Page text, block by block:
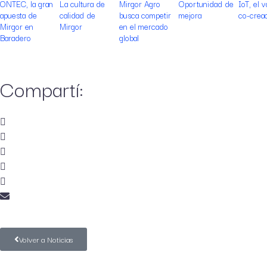
ONTEC, la gran
apuesta de
Mirgor en
Baradero
La cultura de
calidad de
Mirgor
Mirgor Agro
busca competir
en el mercado
global
Oportunidad de
mejora
IoT, el
co-
Compartí:
Volver a Noticias